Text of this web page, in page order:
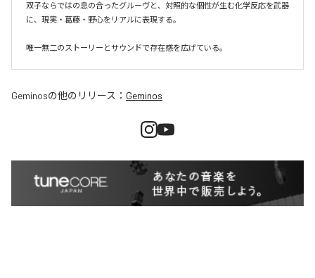
双子ならではの息の合ったグルーヴと、対照的な個性が生む化学反応を武器
に、現実・葛藤・野心をリアルに表現する。
唯一無二のストーリーとサウンドで存在感を広げている。
Geminosの他のリリース： Geminos